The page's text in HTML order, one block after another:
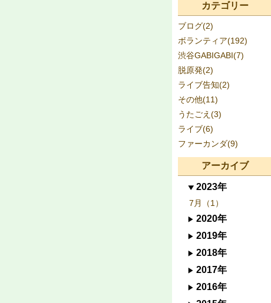
カテゴリー
ブログ(2)
ボランティア(192)
渋谷GABIGABI(7)
脱原発(2)
ライブ告知(2)
その他(11)
うたごえ(3)
ライブ(6)
ファーカンダ(9)
アーカイブ
2023年
7月（1）
2020年
2019年
2018年
2017年
2016年